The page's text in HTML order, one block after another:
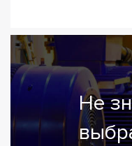
Не